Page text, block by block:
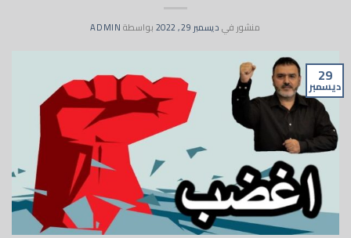
منشور فيديسمبر 29, 2022 بواسطةADMIN
29
ديسمبر